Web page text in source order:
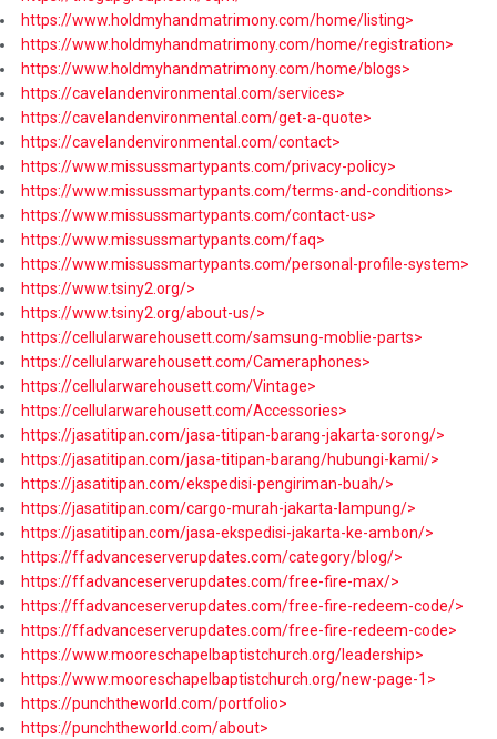
https://www.holdmyhandmatrimony.com/home/listing>
https://www.holdmyhandmatrimony.com/home/registration>
https://www.holdmyhandmatrimony.com/home/blogs>
https://cavelandenvironmental.com/services>
https://cavelandenvironmental.com/get-a-quote>
https://cavelandenvironmental.com/contact>
https://www.missussmartypants.com/privacy-policy>
https://www.missussmartypants.com/terms-and-conditions>
https://www.missussmartypants.com/contact-us>
https://www.missussmartypants.com/faq>
https://www.missussmartypants.com/personal-profile-system>
https://www.tsiny2.org/>
https://www.tsiny2.org/about-us/>
https://cellularwarehousett.com/samsung-moblie-parts>
https://cellularwarehousett.com/Cameraphones>
https://cellularwarehousett.com/Vintage>
https://cellularwarehousett.com/Accessories>
https://jasatitipan.com/jasa-titipan-barang-jakarta-sorong/>
https://jasatitipan.com/jasa-titipan-barang/hubungi-kami/>
https://jasatitipan.com/ekspedisi-pengiriman-buah/>
https://jasatitipan.com/cargo-murah-jakarta-lampung/>
https://jasatitipan.com/jasa-ekspedisi-jakarta-ke-ambon/>
https://ffadvanceserverupdates.com/category/blog/>
https://ffadvanceserverupdates.com/free-fire-max/>
https://ffadvanceserverupdates.com/free-fire-redeem-code/>
https://ffadvanceserverupdates.com/free-fire-redeem-code>
https://www.mooreschapelbaptistchurch.org/leadership>
https://www.mooreschapelbaptistchurch.org/new-page-1>
https://punchtheworld.com/portfolio>
https://punchtheworld.com/about>